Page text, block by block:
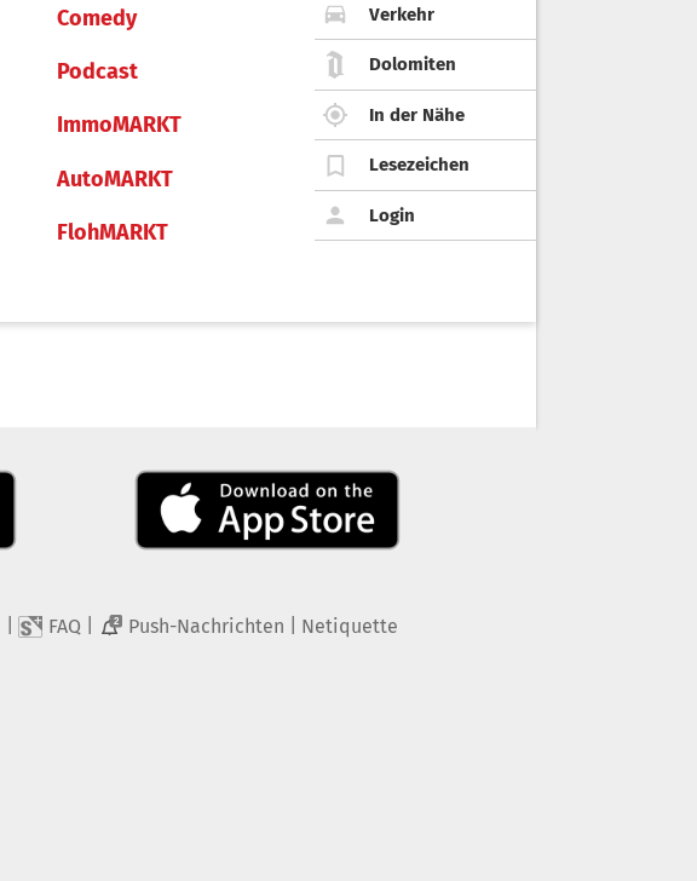
Comedy
Podcast
ImmoMARKT
AutoMARKT
FlohMARKT
Verkehr
Dolomiten
In der Nähe
Lesezeichen
Login
FAQ 2 Push-Nachrichten Netiquette